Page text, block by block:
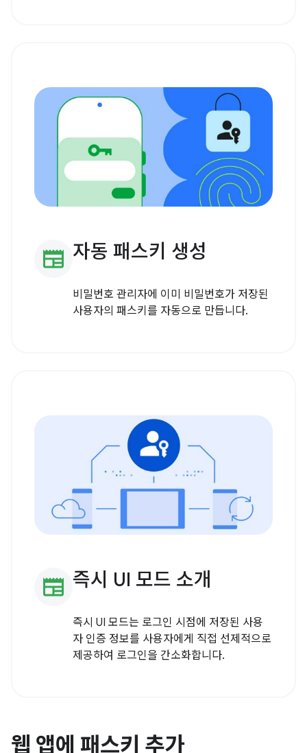
newspaper 자동 패스키 생성
비밀번호 관리자에 이미 비밀번호가 저장된
사용자의 패스키를 자동으로 만듭니다.
newspaper 즉시 UI 모드 소개
즉시 UI 모드는 로그인 시점에 저장된 사용
자 인증 정보를 사용자에게 직접 선제적으로
제공하여 로그인을 간소화합니다.
웹 앱에 패스키 추가